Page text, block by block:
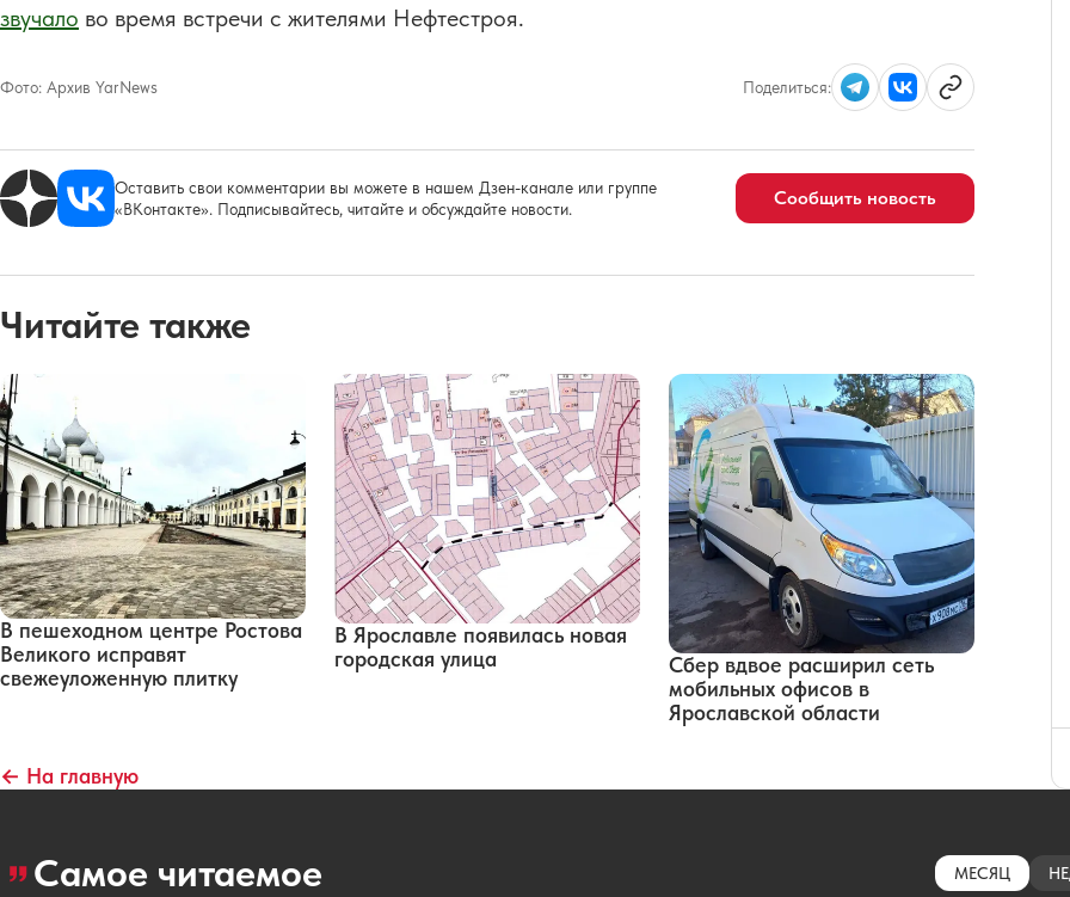
звучало во время встречи с жителями Нефтестроя.
Фото: Архив YarNews Поделиться:
Оставить свои комментарии вы можете в нашем Дзен-канале или группе
«ВКонтакте». Подписывайтесь, читайте и обсуждайте новости.
Сообщить новость
Читайте также
В пешеходном центре Ростова
Великого исправят
свежеуложенную плитку
В Ярославле появилась новая
городская улица
Сбер вдвое расширил сеть
мобильных офисов в
Ярославской области
← На главную
Самое читаемое МЕСЯЦ